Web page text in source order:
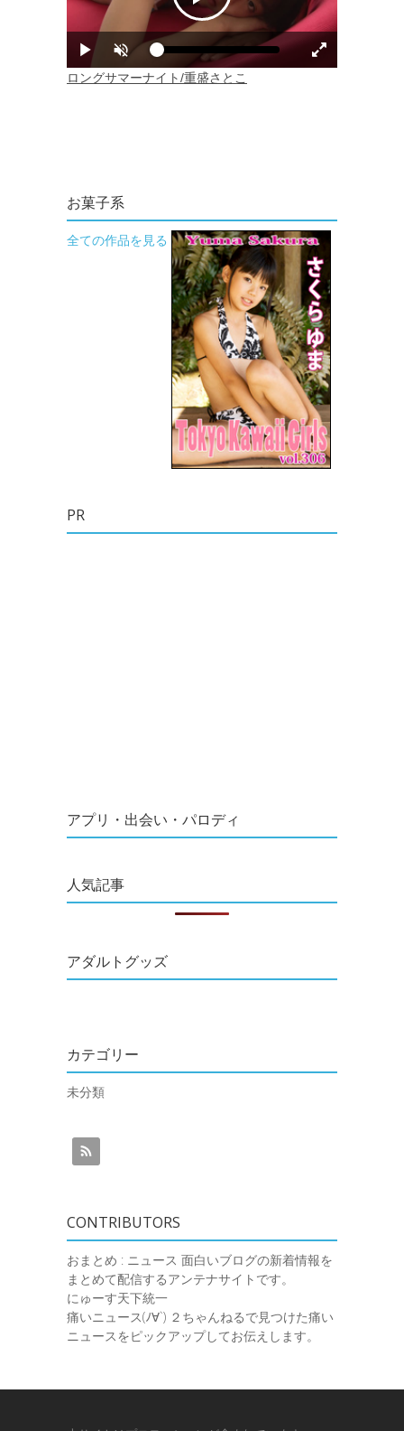
お菓子系
全ての作品を見る
PR
アプリ・出会い・パロディ
人気記事
アダルトグッズ
カテゴリー
未分類
CONTRIBUTORS
おまとめ : ニュース 面白いブログの新着情報を
まとめて配信するアンテナサイトです。
にゅーす天下統一
痛いニュース(ﾉ∀`) ２ちゃんねるで見つけた痛い
ニュースをピックアップしてお伝えします。